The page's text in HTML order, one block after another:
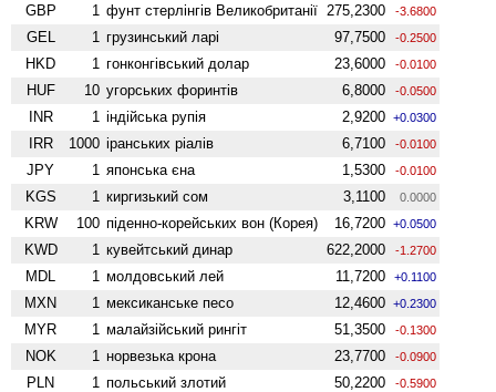
GBP 1 фунт стерлінгів Велико­британії 275,2300 -3.6800
GEL 1 грузинський ларі 97,7500 -0.2500
HKD 1 гонконгівський долар 23,6000 -0.0100
HUF 10 угорських форинтів 6,8000 -0.0500
INR 1 індійська рупія 2,9200 +0.0300
IRR 1000 іранських ріалів 6,7100 -0.0100
JPY 1 японська єна 1,5300 -0.0100
KGS 1 киргизький сом 3,1100 0.0000
KRW 100 піденно-корейських вон (Корея) 16,7200 +0.0500
KWD 1 кувейтський динар 622,2000 -1.2700
MDL 1 молдовський лей 11,7200 +0.1100
MXN 1 мексиканське песо 12,4600 +0.2300
MYR 1 малайзійський рингіт 51,3500 -0.1300
NOK 1 норвезька крона 23,7700 -0.0900
PLN 1 польський злотий 50,2200 -0.5900